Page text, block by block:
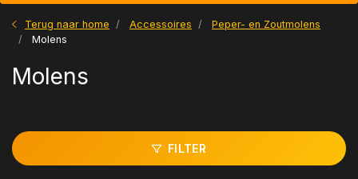
Terug naar home Accessoires
Peper- en Zoutmolens
Molens
Molens
FILTER